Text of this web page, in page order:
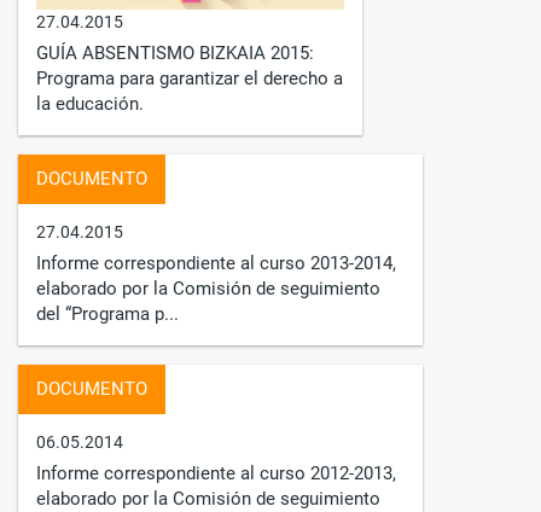
27.04.2015
GUÍA ABSENTISMO BIZKAIA 2015:
Programa para garantizar el derecho a
la educación.
DOCUMENTO
27.04.2015
Informe correspondiente al curso 2013-2014,
elaborado por la Comisión de seguimiento
del “Programa p...
DOCUMENTO
06.05.2014
Informe correspondiente al curso 2012-2013,
elaborado por la Comisión de seguimiento